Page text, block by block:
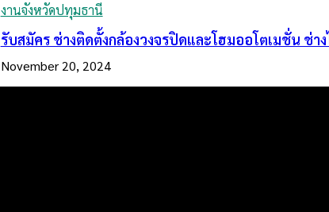
งานจังหวัดปทุมธานี
รับสมัคร ช่างติดตั้งกล้องวงจรปิดและโฮมออโตเมชั่น ช่า
November 20, 2024